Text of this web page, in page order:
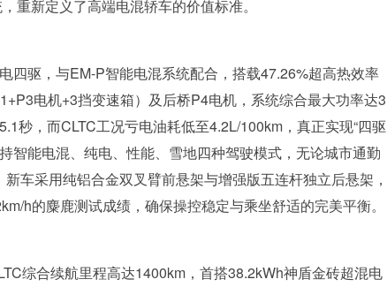
重新定义了高端电混轿车的价值标准。
四驱，与EM-P智能电混系统配合，搭载47.26%超高热效率
电机+3挡变速箱）及后桥P4电机，系统综合最大功率达3
秒，而CLTC工况亏电油耗低至4.2L/100km，真正实现“四驱
智能电混、纯电、性能、雪地四种驾驶模式，无论城市通勤
车采用纯铝合金双叉臂前悬架与增强版五连杆独立后悬架，
h的麋鹿测试成绩，确保操控稳定与乘坐舒适的完美平衡。
综合续航里程高达1400km，首搭38.2kWh神盾金砖超混电